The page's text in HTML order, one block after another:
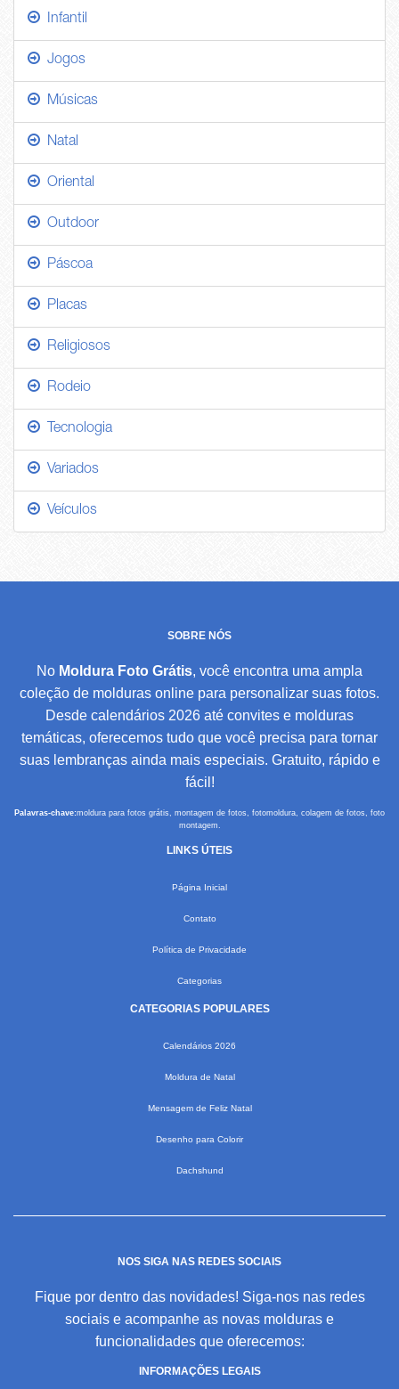
Infantil
Jogos
Músicas
Natal
Oriental
Outdoor
Páscoa
Placas
Religiosos
Rodeio
Tecnologia
Variados
Veículos
SOBRE NÓS
No Moldura Foto Grátis, você encontra uma ampla
coleção de molduras online para personalizar suas fotos.
Desde calendários 2026 até convites e molduras
temáticas, oferecemos tudo que você precisa para tornar
suas lembranças ainda mais especiais. Gratuito, rápido e
fácil!
Palavras-chave:moldura para fotos grátis, montagem de fotos, fotomoldura, colagem de fotos, foto
montagem.
LINKS ÚTEIS
Página Inicial
Contato
Política de Privacidade
Categorias
CATEGORIAS POPULARES
Calendários 2026
Moldura de Natal
Mensagem de Feliz Natal
Desenho para Colorir
Dachshund
NOS SIGA NAS REDES SOCIAIS
Fique por dentro das novidades! Siga-nos nas redes
sociais e acompanhe as novas molduras e
funcionalidades que oferecemos:
INFORMAÇÕES LEGAIS